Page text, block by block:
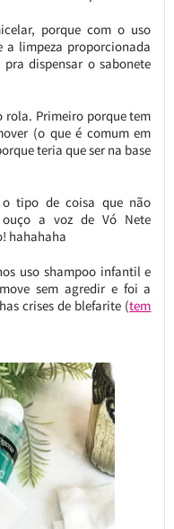
porque com o uso
a limpeza proporcionada
pra dispensar o sabonete
rola. Primeiro porque tem
(o que é comum em
teria que ser na base
tipo de coisa que não
a voz de Vó Nete
hahahaha
uso shampoo infantil e
sem agredir e foi a
crises de blefarite (tem